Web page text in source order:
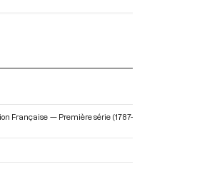
Française — Première série (1787-